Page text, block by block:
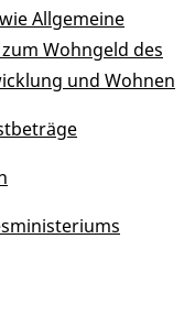
Allgemeine
Wohngeld des
und Wohnen